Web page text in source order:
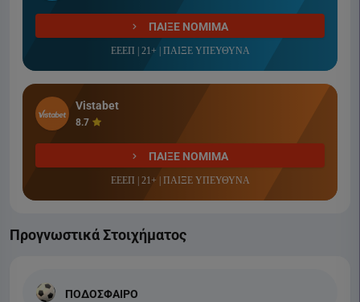
ΠΑΙΞΕ ΝΟΜΙΜΑ
ΕΕΕΠ | 21+ | ΠΑΙΞΕ ΥΠΕΥΘΥΝΑ
Vistabet
8.7
ΠΑΙΞΕ ΝΟΜΙΜΑ
ΕΕΕΠ | 21+ | ΠΑΙΞΕ ΥΠΕΥΘΥΝΑ
Προγνωστικά Στοιχήματος
ΠΟΔΟΣΦΑΙΡΟ